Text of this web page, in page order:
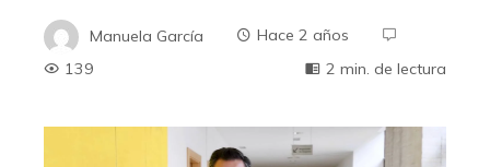
Manuela García
Hace 2 años
139
2 min. de lectura